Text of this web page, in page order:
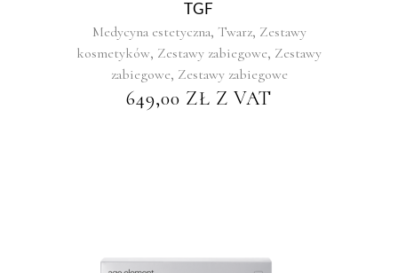
TGF
Medycyna estetyczna, Twarz, Zestawy
kosmetyków, Zestawy zabiegowe, Zestawy
zabiegowe, Zestawy zabiegowe
649,00 ZŁ Z VAT